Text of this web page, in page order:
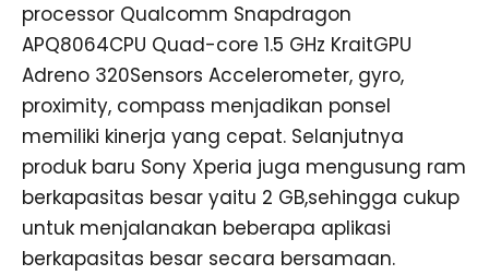
processor Qualcomm Snapdragon
APQ8064CPU Quad-core 1.5 GHz KraitGPU
Adreno 320Sensors Accelerometer, gyro,
proximity, compass menjadikan ponsel
memiliki kinerja yang cepat. Selanjutnya
produk baru Sony Xperia juga mengusung ram
berkapasitas besar yaitu 2 GB,sehingga cukup
untuk menjalanakan beberapa aplikasi
berkapasitas besar secara bersamaan.